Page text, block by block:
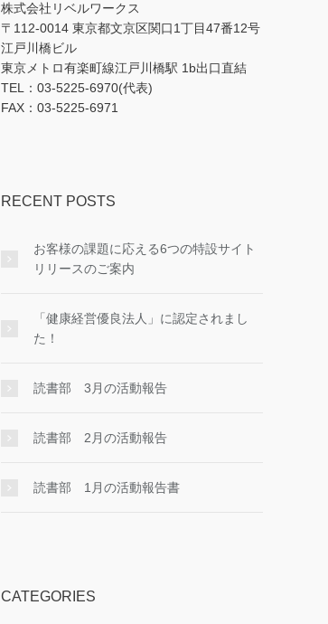
株式会社リベルワークス
〒112-0014 東京都文京区関口1丁目47番12号
江戸川橋ビル
東京メトロ有楽町線江戸川橋駅 1b出口直結
TEL：03-5225-6970(代表)
FAX：03-5225-6971
RECENT POSTS
お客様の課題に応える6つの特設サイト
リリースのご案内
「健康経営優良法人」に認定されまし
た！
読書部 3月の活動報告
読書部 2月の活動報告
読書部 1月の活動報告書
CATEGORIES